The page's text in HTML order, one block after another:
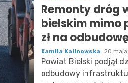
Remonty dróg
bielskim mimo
zł na
Kamila Kalinowska 20
Powiat Bielski podjął
odbudowy